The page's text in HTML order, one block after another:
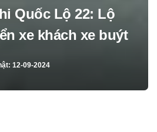
Quốc Lộ 22: Lộ
xe khách xe buýt
12-09-2024